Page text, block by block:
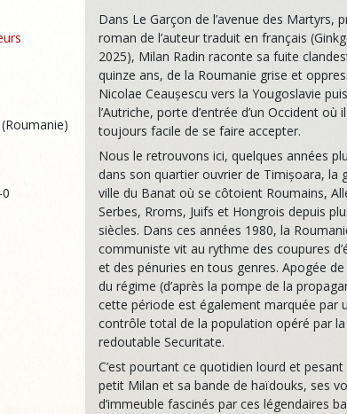
Dans Le Garçon de l’avenue des Martyrs,
roman de l’auteur traduit en français
2025), Milan Radin raconte sa fuite
quinze ans, de la Roumanie grise et
Nicolae Ceaușescu vers la Yougoslavie puis
l’Autriche, porte d’entrée d’un Occident où
toujours facile de se faire accepter.
Nous le retrouvons ici, quelques années
dans son quartier ouvrier de Timișoara, la
ville du Banat où se côtoient Roumains,
Serbes, Rroms, Juifs et Hongrois depuis
siècles. Dans ces années 1980, la
communiste vit au rythme des coupures
et des pénuries en tous genres. Apogée de
du régime (d’après la pompe de la
cette période est également marquée par
contrôle total de la population opéré par la
redoutable Securitate.
C’est pourtant ce quotidien lourd et pesant
petit Milan et sa bande de haïdouks, ses
d’immeuble fascinés par ces légendaires